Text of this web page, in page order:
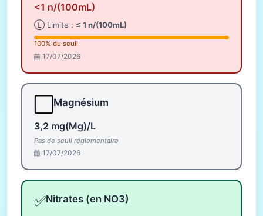
<1 n/(100mL)
Ⓛ Limite : ≤ 1 n/(100mL)
100% du seuil
17/07/2026
Magnésium
3,2 mg(Mg)/L
Pas de seuil réglementaire
17/07/2026
✅Nitrates (en NO3)